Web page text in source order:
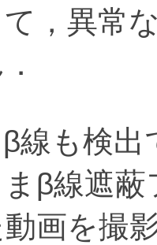
，異常
線も検
β線遮
画を撮